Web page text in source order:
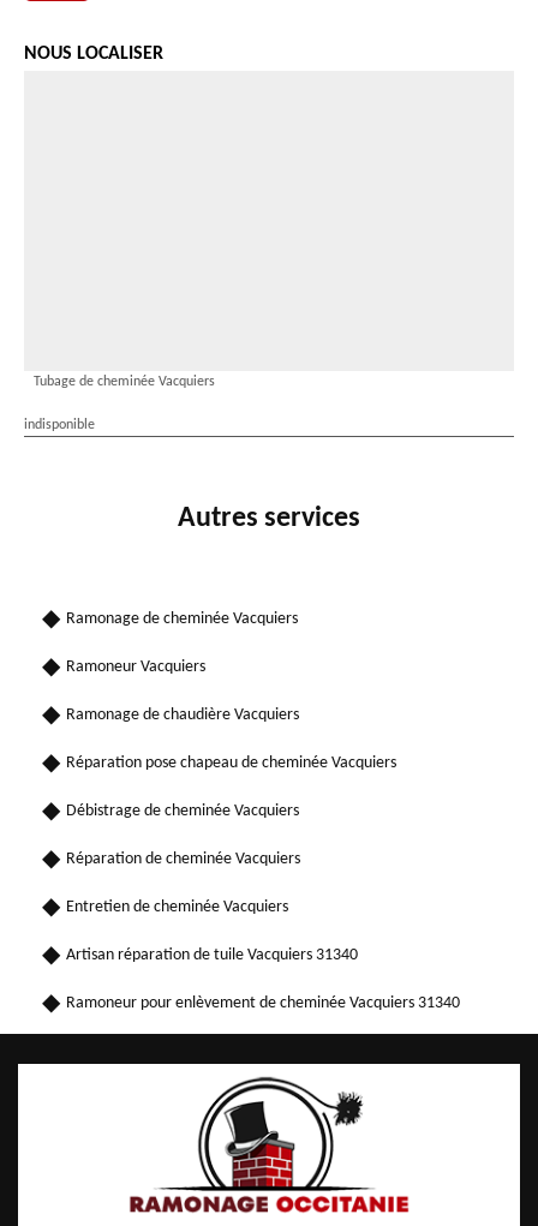
NOUS LOCALISER
Tubage de cheminée Vacquiers
indisponible
Autres services
Ramonage de cheminée Vacquiers
Ramoneur Vacquiers
Ramonage de chaudière Vacquiers
Réparation pose chapeau de cheminée Vacquiers
Débistrage de cheminée Vacquiers
Réparation de cheminée Vacquiers
Entretien de cheminée Vacquiers
Artisan réparation de tuile Vacquiers 31340
Ramoneur pour enlèvement de cheminée Vacquiers 31340